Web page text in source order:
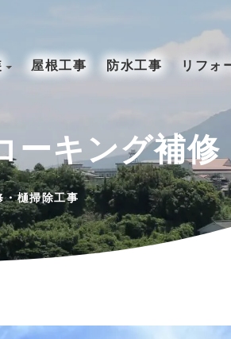
屋根工事 防水工事 リフォ
キング補修
樋掃除工事